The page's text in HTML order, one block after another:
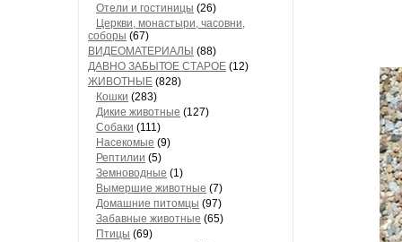
Отели и гостиницы (26)
Церкви, монастыри, часовни,
соборы (67)
ВИДЕОМАТЕРИАЛЫ (88)
ДАВНО ЗАБЫТОЕ СТАРОЕ (12)
ЖИВОТНЫЕ (828)
Кошки (283)
Дикие животные (127)
Собаки (111)
Насекомые (9)
Рептилии (5)
Земноводные (1)
Вымершие животные (7)
Домашние питомцы (97)
Забавные животные (65)
Птицы (69)